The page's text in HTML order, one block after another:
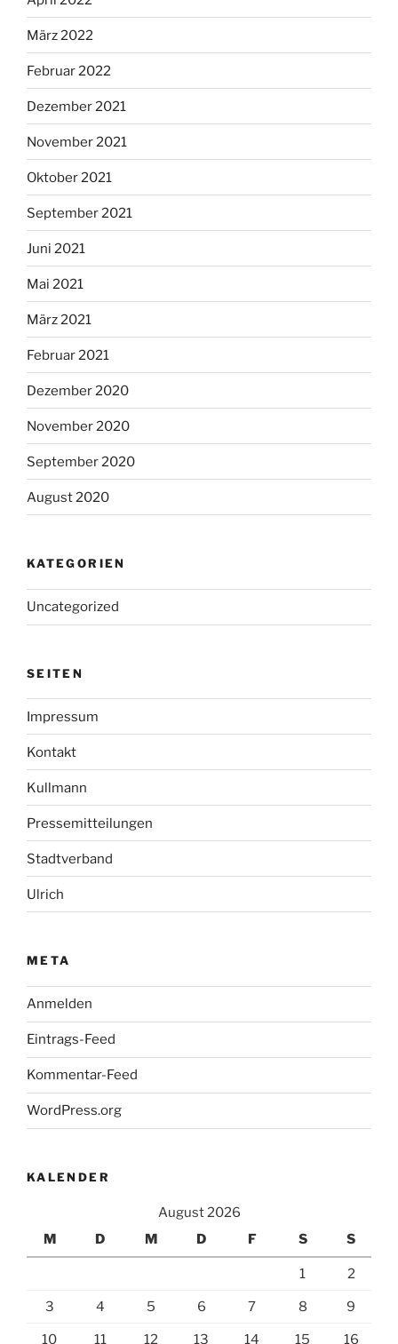
März 2022
Februar 2022
Dezember 2021
November 2021
Oktober 2021
September 2021
Juni 2021
Mai 2021
März 2021
Februar 2021
Dezember 2020
November 2020
September 2020
August 2020
KATEGORIEN
Uncategorized
SEITEN
Impressum
Kontakt
Kullmann
Pressemitteilungen
Stadtverband
Ulrich
META
Anmelden
Eintrags-Feed
Kommentar-Feed
WordPress.org
KALENDER
August 2026
M
D M D F S S
1 2
3 4 5 6 7 8 9
10 11 12 13 14 15 16